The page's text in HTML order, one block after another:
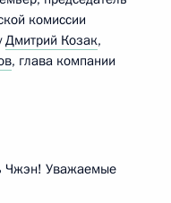
комиссии
Дмитрий Козак,
, глава компании
Чжэн! Уважаемые